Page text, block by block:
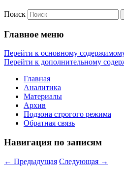
Поиск
Главное меню
Перейти к основному
Перейти к дополнительному
Главная
Аналитика
Материалы
Архив
Подзона строгого режима
Обратная связь
Навигация по записям
← Предыдущая Следующая →